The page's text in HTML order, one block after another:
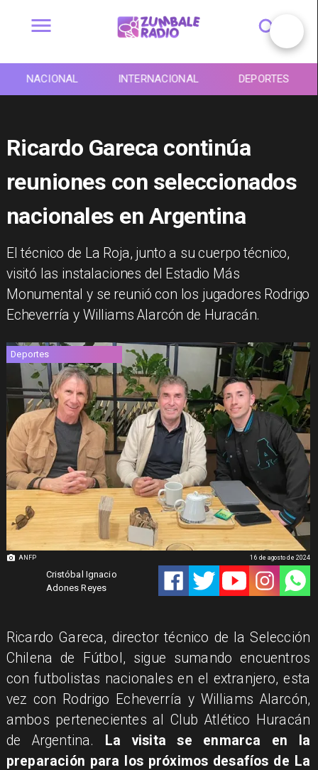
NACIONAL INTERNACIONAL DEPORTES
Ricardo Gareca continúa
reuniones con seleccionados
nacionales en Argentina
​El técnico de La Roja, junto a su cuerpo técnico,
visitó las instalaciones del Estadio Más
Monumental y se reunió con los jugadores Rodrigo
Echeverría y Williams Alarcón de Huracán.
ANFP
Deportes
Cristóbal Ignacio
Adones Reyes
16 de agosto de 2024
Ricardo Gareca, director técnico de la Selección
Chilena de Fútbol, sigue sumando encuentros
con futbolistas nacionales en el extranjero, esta
vez con Rodrigo Echeverría y Williams Alarcón,
ambos pertenecientes al Club Atlético Huracán
de Argentina.
La visita se enmarca en la
preparación para los próximos desafíos de La